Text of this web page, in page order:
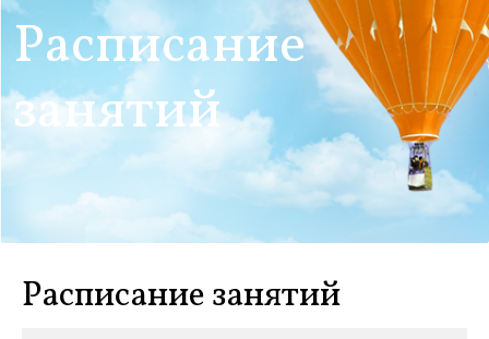
Расписание
занятий
Расписание занятий